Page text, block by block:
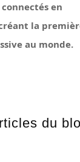
en
la
au monde.
du